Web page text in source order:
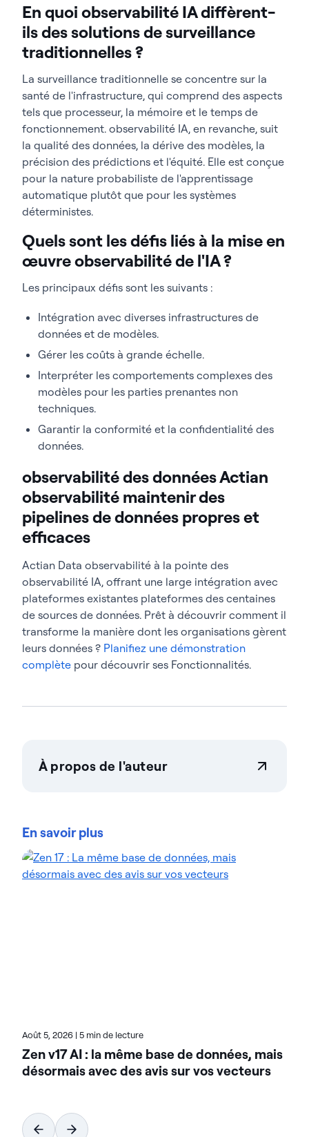
En quoi observabilité IA diffèrent-
ils des solutions de surveillance
traditionnelles ?
La surveillance traditionnelle se concentre sur la
santé de l'infrastructure, qui comprend des aspects
tels que processeur, la mémoire et le temps de
fonctionnement. observabilité IA, en revanche, suit
la qualité des données, la dérive des modèles, la
précision des prédictions et l'équité. Elle est conçue
pour la nature probabiliste de l'apprentissage
automatique plutôt que pour les systèmes
déterministes.
Quels sont les défis liés à la mise en
œuvre observabilité de l'IA ?
Les principaux défis sont les suivants :
Intégration avec diverses infrastructures de
données et de modèles.
Gérer les coûts à grande échelle.
Interpréter les comportements complexes des
modèles pour les parties prenantes non
techniques.
Garantir la conformité et la confidentialité des
données.
observabilité des données Actian
observabilité maintenir des
pipelines de données propres et
efficaces
Actian Data observabilité à la pointe des
observabilité IA, offrant une large intégration avec
plateformes existantes plateformes des centaines
de sources de données. Prêt à découvrir comment il
transforme la manière dont les organisations gèrent
leurs données ? Planifiez une démonstration
complète pour découvrir ses Fonctionnalités.
À propos de l'auteur
que soit leur ampleur. Les organisations font
d'intelligence des données d'Actian pour
rationaliser leurs environnements de données
En savoir plus
Août 5, 2026 | 5 min de lecture
Zen v17 AI : la même base de données, mais
désormais avec des avis sur vos vecteurs